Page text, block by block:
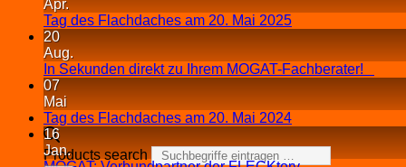
Products search
Apr.
Tag des Flachdaches am 20. Mai 2025
20
Aug.
In Sekunden direkt zu Ihrem MOGAT-Fachberater!
07
Mai
Tag des Flachdaches am 20. Mai 2024
16
Jan.